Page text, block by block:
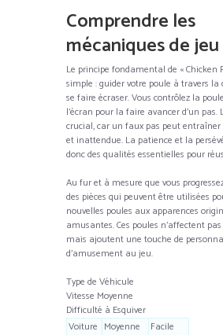
Comprendre les
mécaniques de jeu
Le principe fondamental de « Chicken
simple : guider votre poule à travers
se faire écraser. Vous contrôlez la
l’écran pour la faire avancer d’un
crucial, car un faux pas peut
et inattendue. La patience et la
donc des qualités essentielles pour
Au fur et à mesure que vous
des pièces qui peuvent être utilisées
nouvelles poules aux apparences
amusantes. Ces poules n’affectent
mais ajoutent une touche de
d’amusement au jeu.
Type de Véhicule
Vitesse Moyenne
Difficulté à Esquiver
Voiture Moyenne
Facile